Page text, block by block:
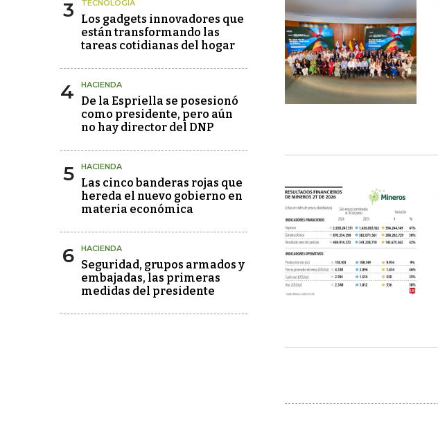
3 TECNOLOGÍA
Los gadgets innovadores que
están transformando las
tareas cotidianas del hogar
4 HACIENDA
De la Espriella se posesionó
como presidente, pero aún
no hay director del DNP
5 HACIENDA
Las cinco banderas rojas que
hereda el nuevo gobierno en
materia económica
6 HACIENDA
Seguridad, grupos armados y
embajadas, las primeras
medidas del presidente